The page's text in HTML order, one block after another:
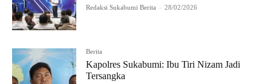
Redaksi Sukabumi Berita - 28/02/2026
Berita
Kapolres Sukabumi: Ibu Tiri Nizam Jadi
Tersangka